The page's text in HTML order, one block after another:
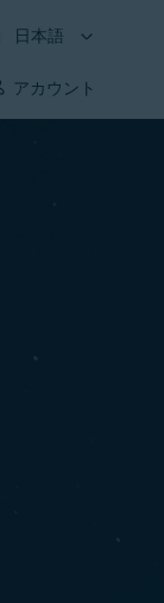
日本語
アカウント